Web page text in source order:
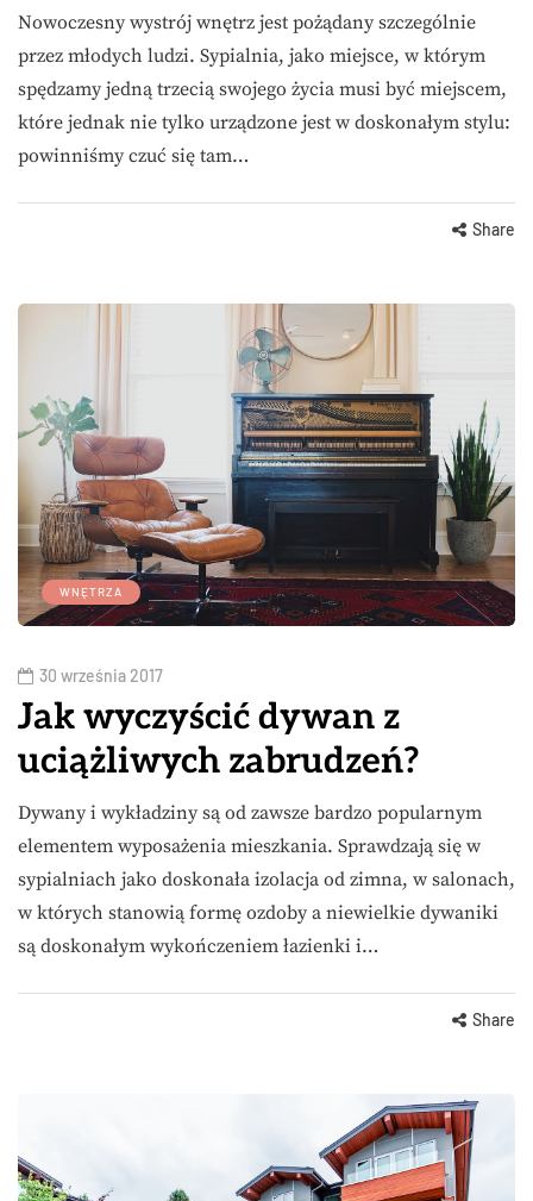
Nowoczesny wystrój wnętrz jest pożądany szczególnie
przez młodych ludzi. Sypialnia, jako miejsce, w którym
spędzamy jedną trzecią swojego życia musi być miejscem,
które jednak nie tylko urządzone jest w doskonałym stylu:
powinniśmy czuć się tam…
Share
WNĘTRZA
30 września 2017
Jak wyczyścić dywan z
uciążliwych zabrudzeń?
Dywany i wykładziny są od zawsze bardzo popularnym
elementem wyposażenia mieszkania. Sprawdzają się w
sypialniach jako doskonała izolacja od zimna, w salonach,
w których stanowią formę ozdoby a niewielkie dywaniki
są doskonałym wykończeniem łazienki i…
Share